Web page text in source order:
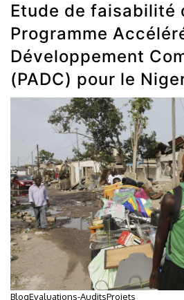
Etude de faisabilité
Programme
Développement
(PADC) pour le
BlogEvaluations-AuditsProjets